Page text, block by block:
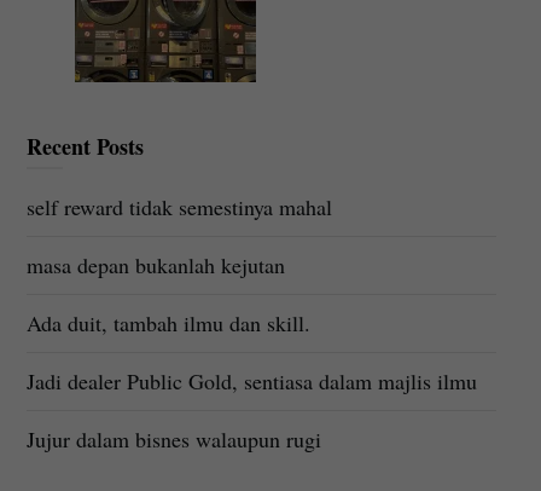
Recent Posts
self reward tidak semestinya mahal
masa depan bukanlah kejutan
Ada duit, tambah ilmu dan skill.
Jadi dealer Public Gold, sentiasa dalam majlis ilmu
Jujur dalam bisnes walaupun rugi